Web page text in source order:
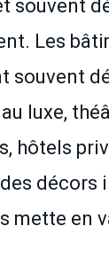
souvent
Les
souvent
luxe,
hôtels
décors
mette en